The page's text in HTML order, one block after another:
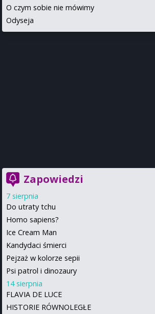
O czym sobie nie mówimy
Odyseja
Zapowiedzi
7 sierpnia
Do utraty tchu
Homo sapiens?
Ice Cream Man
Kandydaci śmierci
Pejzaż w kolorze sepii
Psi patrol i dinozaury
14 sierpnia
FLAVIA DE LUCE
HISTORIE RÓWNOLEGŁE